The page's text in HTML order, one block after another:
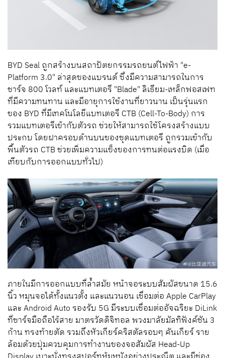
BYD Seal ถูกสร้างบนสถาปัตยกรรมรถยนต์ไฟฟ้า "e-
Platform 3.0" ล่าสุดของแบรนด์ ซึ่งมีความสามารถในการ
ชาร์จ 800 โวลท์ และแบทเตอรี "Blade" ลิเธียม-เหล็กฟอสเฟท
ที่มีความทนทาน และมีอายุการใช้งานที่ยาวนาน เป็นรุ่นแรก
ของ BYD ที่มีเทคโนโลยีแบทเตอรี CTB (Cell-To-Body) การ
รวมแบทเตอรีเข้ากับตัวรถ ช่วยให้สามารถใช้โครงสร้างแบบ
ประกบ โดยฝาครอบด้านบนของชุดแบทเตอรี ถูกรวมเข้ากับ
พื้นตัวรถ CTB ช่วยเพิ่มความแข็งของการทนต่อแรงบิด (เมื่อ
เทียบกับการออกแบบทั่วไป)
ภายในมีการออกแบบที่ล้ำสมัย หน้าจอระบบสัมผัสขนาด 15.6
นิ้ว หมุนจอได้ทั้งแนวตั้ง และแนวนอน เชื่อมต่อ Apple CarPlay
และ Android Auto รองรับ 5G มีระบบเชื่อมต่ออัจฉริยะ DiLink
ที่ชาร์จมือถือไร้สาย มาตรวัดดิจิทอล พวงมาลัยมัลทิฟังค์ชัน 3
ก้าน ทรงท้ายตัด รวมถึงหัวเกียร์คริสตัลรอบๆ คันเกียร์ ราย
ล้อมด้วยปุ่มควบคุมการทำงานของจอสัมผัส Head-Up